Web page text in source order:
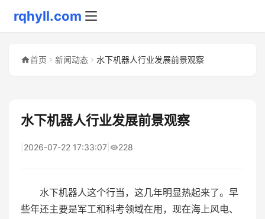
rqhyll.com
首页 新闻动态 水下机器人行业发展前景观察
水下机器人行业发展前景观察
2026-07-22 17:33:07 228
水下机器人这个行当，这几年明显热起来了。早
些年还主要是军工和科考领域在用，现在海上风电、